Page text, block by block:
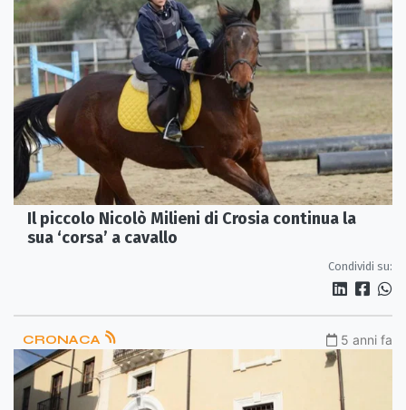
Il piccolo Nicolò Milieni di Crosia continua la
sua ‘corsa’ a cavallo
Condividi su:
CRONACA 5 anni fa